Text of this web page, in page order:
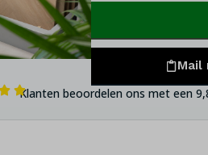
Mail
Klanten beoordelen ons met een